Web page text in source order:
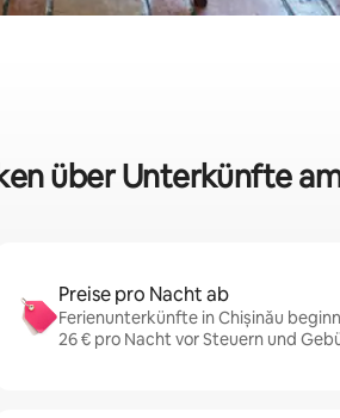
über Unterkünfte
Preise pro Nacht ab
Ferienunterkünfte in Chișinău
26 € pro Nacht vor Steuern und